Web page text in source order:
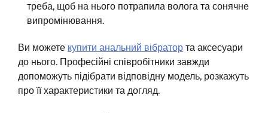
треба, щоб на нього потрапила волога та сонячне
випромінювання.
Ви можете купити анальний вібратор та аксесуари
до нього. Професійні співробітники завжди
допоможуть підібрати відповідну модель, розкажуть
про її характеристики та догляд.